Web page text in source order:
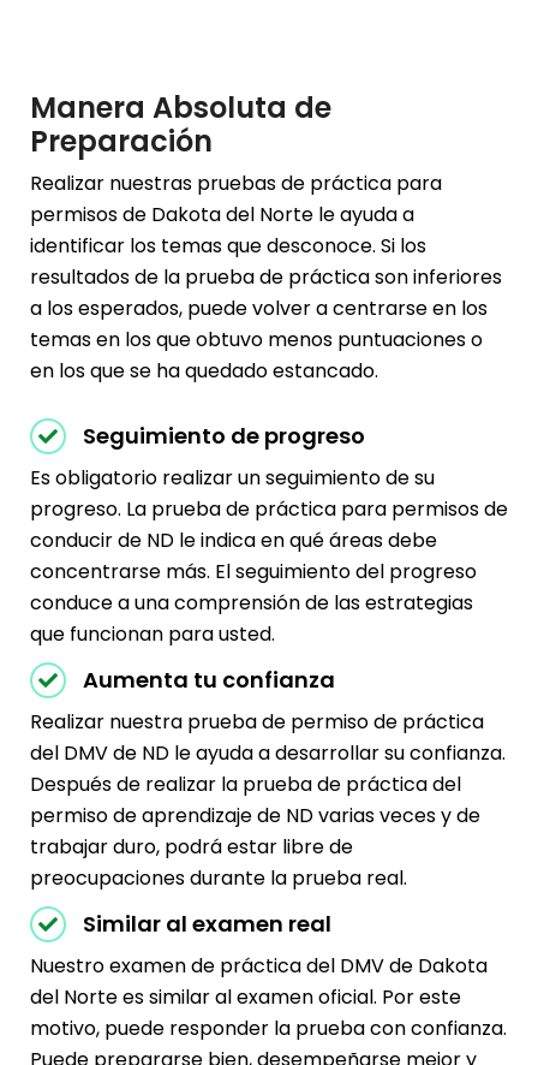
Manera Absoluta de
Preparación
Realizar nuestras pruebas de práctica para
permisos de Dakota del Norte le ayuda a
identificar los temas que desconoce. Si los
resultados de la prueba de práctica son inferiores
a los esperados, puede volver a centrarse en los
temas en los que obtuvo menos puntuaciones o
en los que se ha quedado estancado.
Seguimiento de progreso
Es obligatorio realizar un seguimiento de su
progreso. La prueba de práctica para permisos de
conducir de ND le indica en qué áreas debe
concentrarse más. El seguimiento del progreso
conduce a una comprensión de las estrategias
que funcionan para usted.
Aumenta tu confianza
Realizar nuestra prueba de permiso de práctica
del DMV de ND le ayuda a desarrollar su confianza.
Después de realizar la prueba de práctica del
permiso de aprendizaje de ND varias veces y de
trabajar duro, podrá estar libre de
preocupaciones durante la prueba real.
Similar al examen real
Nuestro examen de práctica del DMV de Dakota
del Norte es similar al examen oficial. Por este
motivo, puede responder la prueba con confianza.